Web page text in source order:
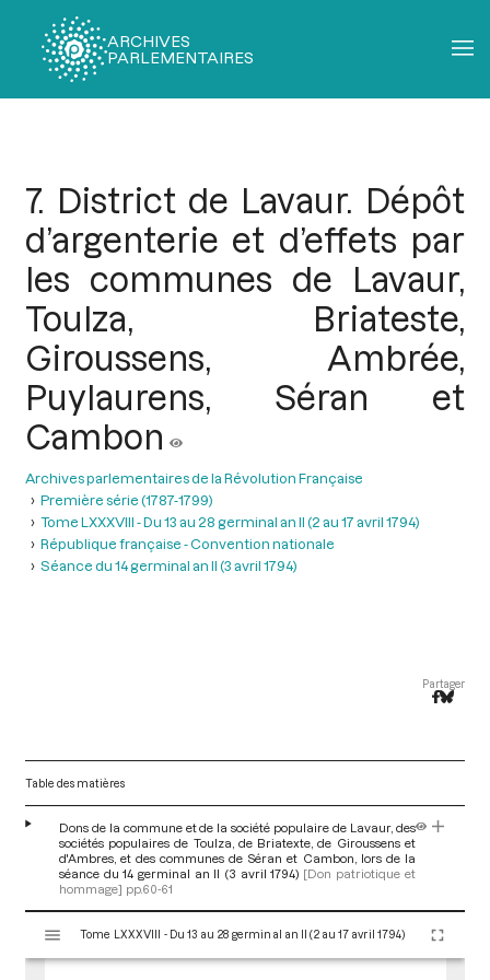
ARCHIVES
PARLEMENTAIRES
7. District de Lavaur. Dépôt
d’argenterie et d’effets par
les communes de Lavaur,
Toulza, Briateste,
Giroussens, Ambrée,
Puylaurens, Séran et
Cambon
Archives parlementaires de la Révolution Française
Première série (1787-1799)
Tome LXXXVIII - Du 13 au 28 germinal an II (2 au 17 avril 1794)
République française - Convention nationale
Séance du 14 germinal an II (3 avril 1794)
Partager
Table des matières
Dons de la commune et de la société populaire de Lavaur, des
sociétés populaires de Toulza, de Briatexte, de Giroussens et
d'Ambres, et des communes de Séran et Cambon, lors de la
séance du 14 germinal an II (3 avril 1794) [Don patriotique et
hommage] pp.60-61
s
Tome LXXXVIII - Du 13 au 28 germinal an II (2 au 17 avril 1794)